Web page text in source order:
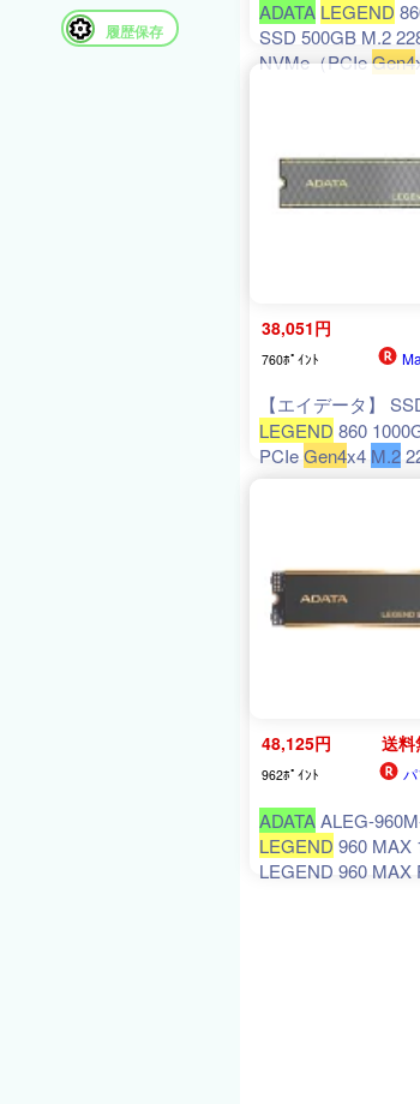
履歴保存
ADATA LEGEND
SSD 500GB M.2
NVMe（PCIeGen4
38,051円
760ﾎﾟｲﾝﾄ
【エイデータ】
LEGEND 860
PCIeGen4x4 M.2
大読込速度
48,125円 送料
962ﾎﾟｲﾝﾄ
ADATAALEG-
LEGEND 960 MAX
LEGEND 960 MAX